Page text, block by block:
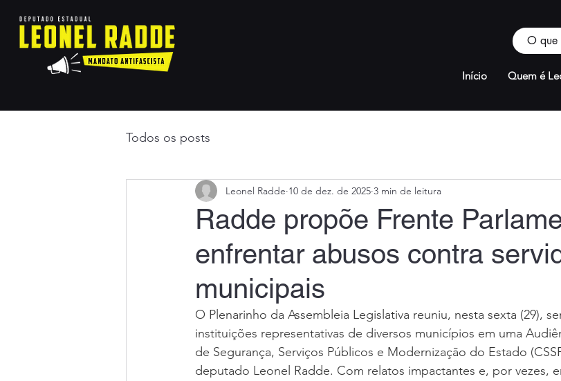
Início Quem é
Todos os posts
Radde propõe Frente
enfrentar abusos contra
municipais
Leonel Radde 10 de dez. de 2025 3 min de leitura
O Plenarinho da Assembleia Legislativa reuniu, nesta sexta (29),
instituições representativas de diversos municípios em uma
de Segurança, Serviços Públicos e Modernização do Estado
deputado Leonel Radde. Com relatos impactantes e, por vezes,